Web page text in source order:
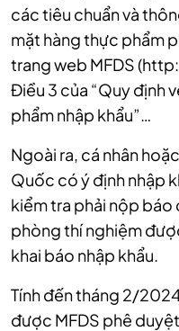
các tiêu chuẩn và
mặt hàng thực phẩm
trang web MFDS
Điều 3 của “Quy định
phẩm nhập khẩu”…
Ngoài ra, cá nhân
Quốc có ý định nhập
kiểm tra phải nộp
phòng thí nghiệm
khai báo nhập khẩu.
Tính đến tháng 2/
được MFDS phê